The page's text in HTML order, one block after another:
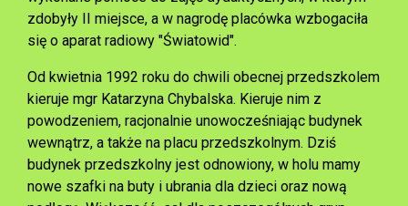
zdobyły II miejsce, a w nagrodę placówka wzbogaciła
się o aparat radiowy "Światowid".
Od kwietnia 1992 roku do chwili obecnej przedszkolem
kieruje mgr Katarzyna Chybalska. Kieruje nim z
powodzeniem, racjonalnie unowocześniając budynek
wewnątrz, a także na placu przedszkolnym. Dziś
budynek przedszkolny jest odnowiony, w holu mamy
nowe szafki na buty i ubrania dla dzieci oraz nową